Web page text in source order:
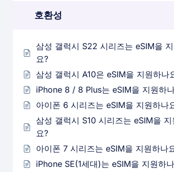
호환성
삼성 갤럭시 S22 시리즈는 eSIM을
요?
삼성 갤럭시 A10은 eSIM을 지원하나
iPhone 8 / 8 Plus는 eSIM을 지원하
아이폰 6 시리즈는 eSIM을 지원하나
삼성 갤럭시 S10 시리즈는 eSIM을
요?
아이폰 7 시리즈는 eSIM을 지원하나
iPhone SE(1세대)는 eSIM을 지원하